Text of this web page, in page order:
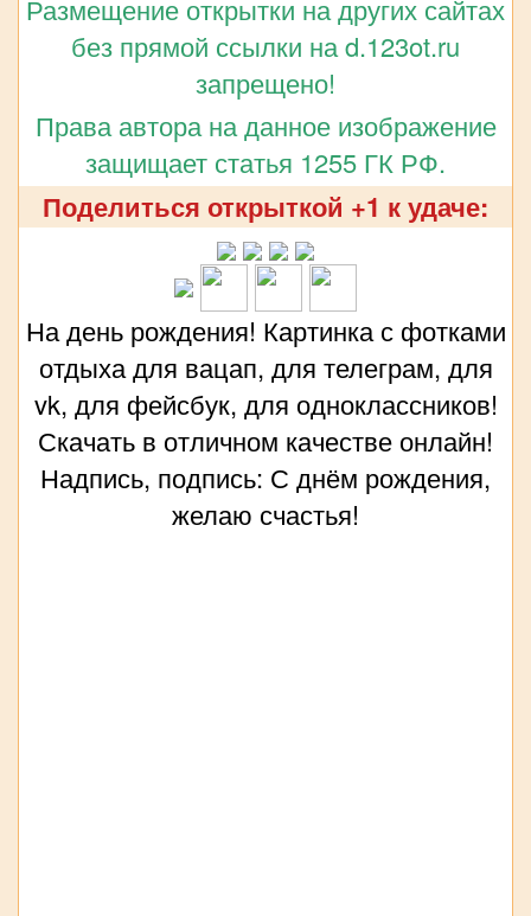
Размещение открытки на других сайтах
без прямой ссылки на d.123ot.ru
запрещено!
Права автора на данное изображение
защищает статья 1255 ГК РФ.
Поделиться открыткой +1 к удаче:
На день рождения! Картинка с фотками
отдыха для вацап, для телеграм, для
vk, для фейсбук, для одноклассников!
Скачать в отличном качестве онлайн!
Надпись, подпись: С днём рождения,
желаю счастья!